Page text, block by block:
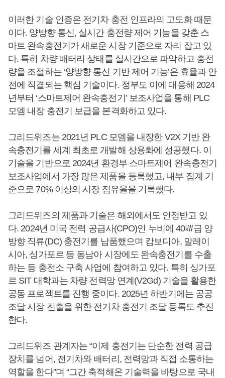
이러한 기술 인증은 전기차 충전 인프라의 고도화 때문
이다. 양방향 통신, 실시간 충전량 제어 기능을 갖춘 스
마트 완속충전기가 새로운 시장 기준으로 자리 잡고 있
다. 특히 차량 배터리 상태를 실시간으로 파악하고 충전
량을 조절하는 ‘양방향 통신 기반 제어 기능’은 효율과 안
전에 직결되는 핵심 기술이다. 정부도 이에 대응해 2024
년부터 ‘스마트제어 완속충전기’ 보조사업을 통해 PLC
모뎀 내장 충전기 보급을 본격화하고 있다.
그리드위즈는 2021년 PLC 모뎀을 내장한 V2X 기반 완
속충전기를 세계 최초로 개발해 상용화에 성공했다. 이
기술을 기반으로 2024년 환경부 스마트제어 완속충전기
보조사업에서 가장 많은 제품을 등록했고, 내부 집계 기
준으로 70% 이상의 시장 점유율을 기록했다.
그리드위즈의 제품과 기술은 해외에서도 인정받고 있
다. 2024년 미국 전력 공급사(CPO)인 누비에 40㎾급 양
방향 직류(DC) 충전기를 납품했으며 캄보디아, 말레이
시아, 싱가포르 등 동남아 시장에도 완속충전기를 수출
하는 등 충전소 구축 사업에 참여하고 있다. 특히 싱가포
르 SIT 대학과는 차량 전력망 연계(V2Gd) 기술을 활용한
공동 프로젝트를 진행 중이다. 2025년 하반기에는 공공
조달 시장 진출을 위한 전기차 충전기 조달 등록도 추진
한다.
그리드위즈 관계자는 “이제 충전기는 단순한 전력 공급
장치를 넘어, 전기차와 배터리, 전력망과 직접 소통하는
역할을 한다”며 “그간 축적해온 기술력을 바탕으로 국내